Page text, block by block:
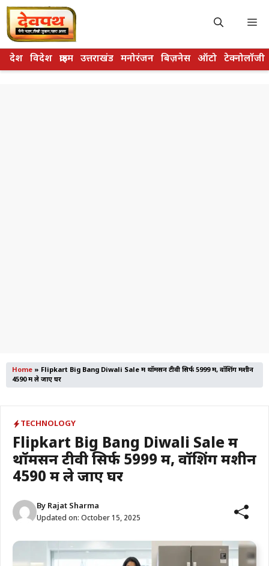
Skip
to
content
देश विदेश क्राइम उत्तराखंड मनोरंजन बिज़नेस ऑटो टेक्नोलॉजी
Home » Flipkart Big Bang Diwali Sale में थॉमसन टीवी सिर्फ 5999 में, वॉशिंग मशीन
4590 में ले जाए घर
TECHNOLOGY
Flipkart Big Bang Diwali Sale में
थॉमसन टीवी सिर्फ 5999 में, वॉशिंग मशीन
4590 में ले जाए घर
By Rajat Sharma
Updated on: October 15, 2025